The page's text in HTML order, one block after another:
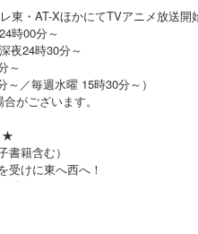
東・AT-XほかにてTVアニメ放送開
時00分～
夜24時30分～
～
～／毎週水曜 15時30分～）
がございます。
★
籍含む）
受けに東へ西へ！
！
たり、小説家からの依頼で『逆ハーレ
。そんなある日、迷宮“人魚姫(セイレ
リムダードに謁見することに。 アリ
方リゼルのほうにも、アリムダードと
場！ 『休暇』シリーズ第７弾！ 書き
付き】
TVアニメ放送開始！ テレ東 １月7日
時は予告なく変更となる場合がございま
る中、恋に悩む女性を助けたり、コス
い冒険者ライフだったはずが、ある日
にイレヴンに宿主に、チビリゼルは大
書き下ろしＳＳ付き】